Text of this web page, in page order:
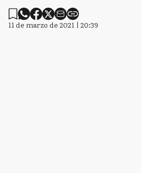
11 de marzo de 2021 | 20:39